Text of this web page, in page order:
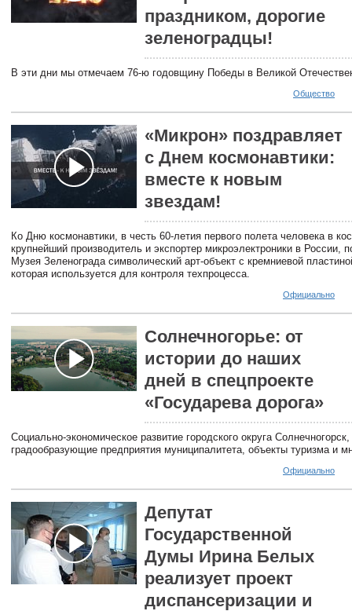
праздником, дорогие
зеленоградцы!
В эти дни мы отмечаем 76-ю годовщину Победы в Великой
Общество
«Микрон» поздравляет
с Днем космонавтики:
вместе к новым
звездам!
Ко Дню космонавтики, в честь 60-летия первого полета человека в
крупнейший производитель и экспортер микроэлектроники в России,
Музея Зеленограда символический арт-объект с кремниевой
которая используется для контроля техпроцесса.
Официально
Солнечногорье: от
истории до наших
дней в спецпроекте
«Государева дорога»
Социально-экономическое развитие городского округа
градообразующие предприятия муниципалитета, объекты туризма и
Официально
Депутат
Государственной
Думы Ирина Белых
реализует проект
диспансеризации и